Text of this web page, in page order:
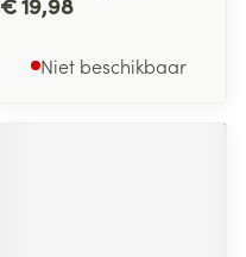
Niet beschikbaar